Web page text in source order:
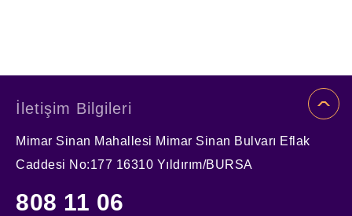
İletişim Bilgileri
Mimar Sinan Mahallesi Mimar Sinan Bulvarı Eflak
Caddesi No:177 16310 Yıldırım/BURSA
808 11 06